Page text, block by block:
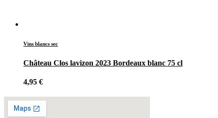
Vins blancs sec
Château Clos lavizon 2023 Bordeaux blanc 75 cl
4,95 €